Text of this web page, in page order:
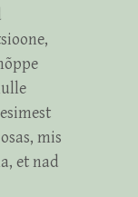
mis
et nad